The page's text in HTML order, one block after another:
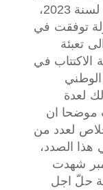
إنّ الهدف في قانون المالية الاصلي لسنة 2023،
الدولة توفقت في
تعبئة
الاكتتاب في
وذلك لعدة
موضحا ان
لعدد من
الصدد،
شهدت
حلّ اجل